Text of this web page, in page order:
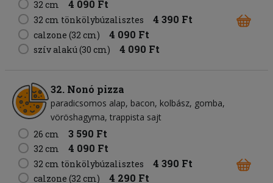
32 cm 4 090 Ft
32 cm tönkölybúzalisztes 4 390 Ft
calzone (32 cm) 4 090 Ft
szív alakú (30 cm) 4 090 Ft
32. Nonó pizza
paradicsomos alap bacon kolbász gomba
vöröshagyma trappista sajt
26 cm
3 590 Ft
32 cm 4 090 Ft
32 cm tönkölybúzalisztes 4 390 Ft
calzone (32 cm) 4 290 Ft